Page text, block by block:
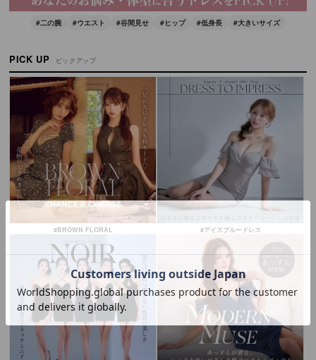
#二の腕 #ウエスト #谷間見せ #ヒップ #低身長 #大きいサイズ
PICK UP ピックアップ
#BROWN FLORAL #アイスブルードレス